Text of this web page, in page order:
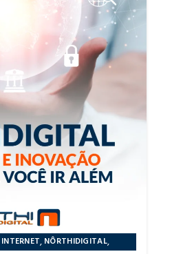
INTERNET, NÔRTHIDIGITAL,